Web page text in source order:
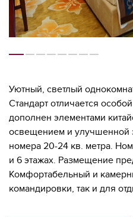
Уютный, светлый
Стандарт отличается
дополнен элементами
освещением и улучшенной
номера 20-24 кв. метра.
и 6 этажах. Размещение
Комфортабельный и
командировки, так и для